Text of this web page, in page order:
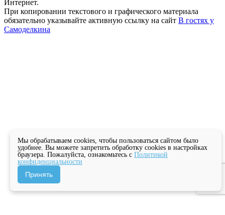
Интернет.
При копировании текстового и графического материала
обязательно указывайте активную ссылку на сайт В гостях у
Самоделкина
Мы обрабатываем cookies, чтобы пользоваться сайтом было
удобнее. Вы можете запретить обработку cookies в настройках
браузера. Пожалуйста, ознакомьтесь с Политикой
конфиденциальности
Принять